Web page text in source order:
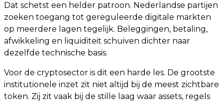
Dat schetst een helder patroon. Nederlandse partijen
zoeken toegang tot gereguleerde digitale markten
op meerdere lagen tegelijk. Beleggingen, betaling,
afwikkeling en liquiditeit schuiven dichter naar
dezelfde technische basis.
Voor de cryptosector is dit een harde les. De grootste
institutionele inzet zit niet altijd bij de meest zichtbare
token. Zij zit vaak bij de stille laag waar assets, regels